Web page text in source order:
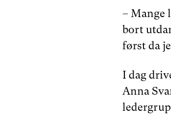
– Mange
bort
først da
I dag
Anna